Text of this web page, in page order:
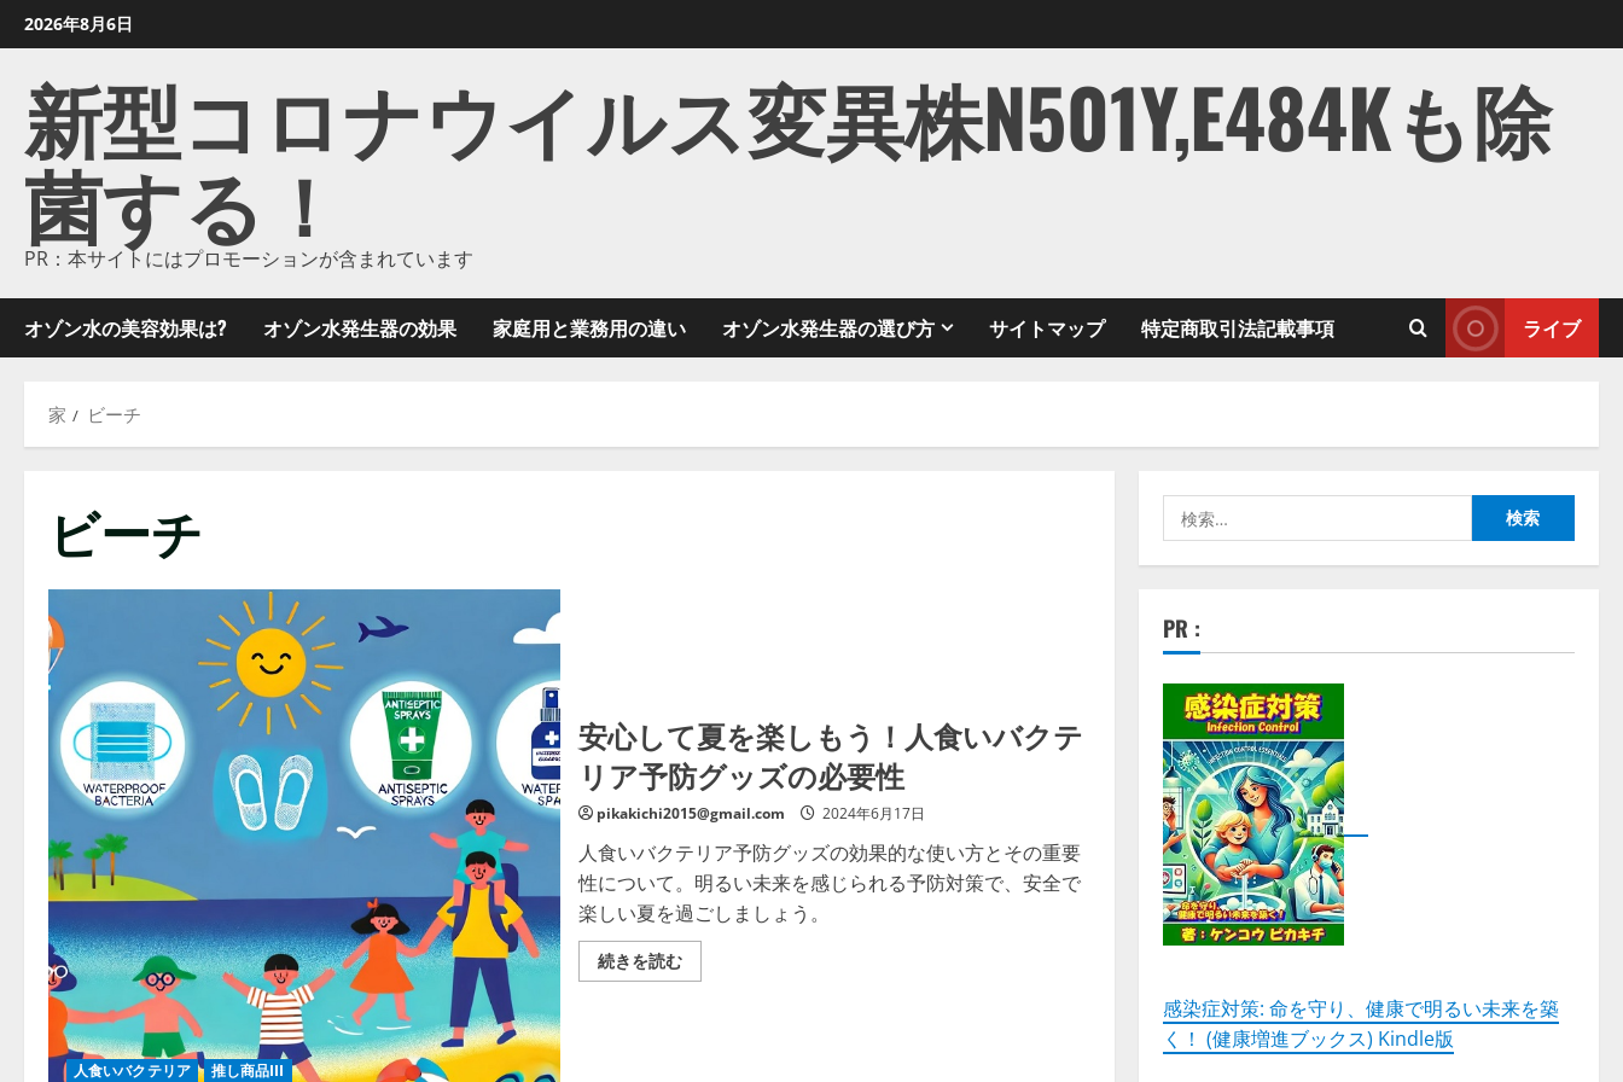
ン
2026年8月6日
新型コロナウイルス変異株N501Y,E484Kも除
菌する！
PR：本サイトにはプロモーションが含まれています
オゾン水の美容効果は? オゾン水発生器の効果 家庭用と業務用の違い オゾン水発生器の選び方 サイトマップ 特定商取引法記載事項 ライブ
家 ビーチ
ビーチ
人食いバクテリア 推し商品III
安心して夏を楽しもう！人食いバクテ
リア予防グッズの必要性
pikakichi2015@gmail.com 2024年6月17日
人食いバクテリア予防グッズの効果的な使い方とその重要
性について。明るい未来を感じられる予防対策で、安全で
楽しい夏を過ごしましょう。
続きを読む安
心
索:
PR :
感染症対策: 命を守り、健康で明るい未来を築
く！ (健康増進ブックス) Kindle版